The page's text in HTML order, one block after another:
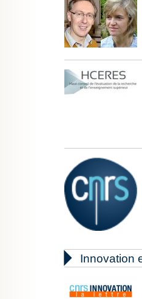
 Innovation